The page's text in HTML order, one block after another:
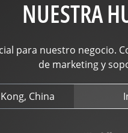
NUESTRA
para nuestro negocio.
de marketing y
China